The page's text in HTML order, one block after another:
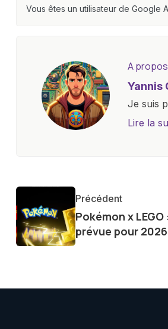
Vous êtes un utilisateur de Google
A
Yannis
Je suis
l'univers
de la
le futur
Lire la
Précédent
Pokémon x
prévue pour 2026